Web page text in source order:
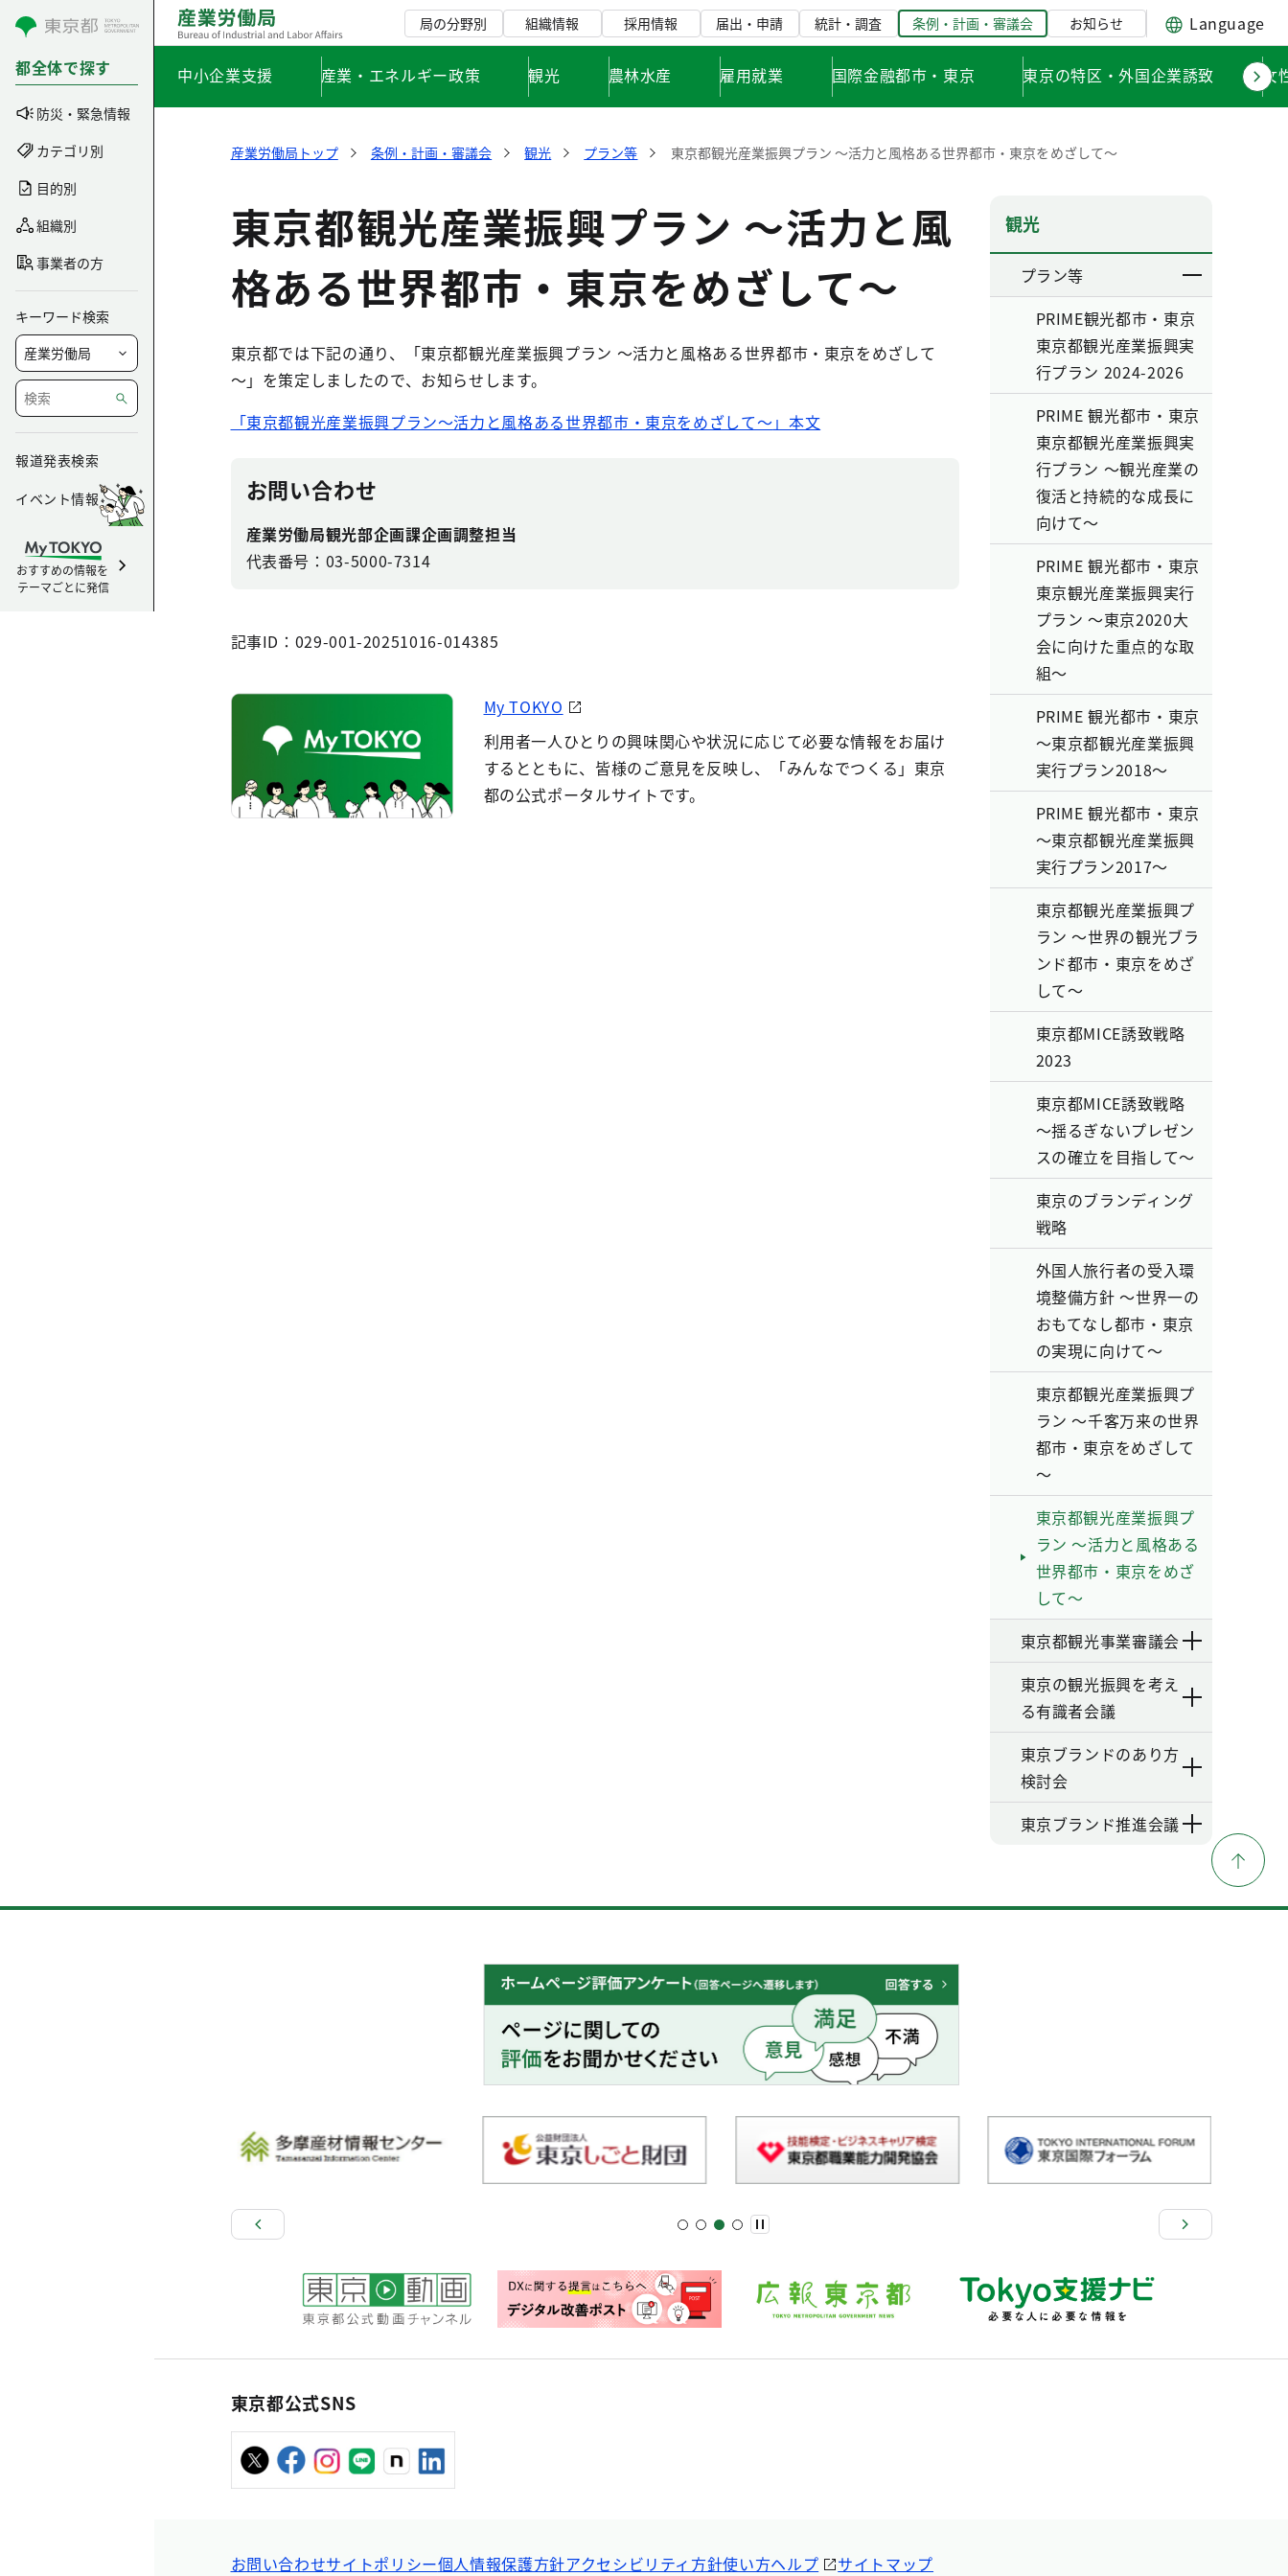
コンテンツにスキップ
都全体で探す
防災・緊急情報
カテゴリ別
目的別
組織別
事業者の方
キーワード検索
報道発表検索
イベント情報
おすすめの情報を
テーマごとに発信
局の分野別 組織情報 採用情報 届出・申請 統計・調査 条例・計画・審議会 お知らせ Language
中小企業支援 産業・エネルギー政策 観光 農林水産 雇用就業 国際金融都市・東京 東京の特区・外国企業誘致 女
産業労働局トップ 条例・計画・審議会 観光 プラン等 東京都観光産業振興プラン ～活力と風格ある世界都市・東京をめざして～
東京都観光産業振興プラン ～活力と風
格ある世界都市・東京をめざして～
東京都では下記の通り、「東京都観光産業振興プラン ～活力と風格ある世界都市・東京をめざして
～」を策定しましたので、お知らせします。
「東京都観光産業振興プラン～活力と風格ある世界都市・東京をめざして～」本文
お問い合わせ
産業労働局観光部企画課企画調整担当
代表番号：03-5000-7314
記事ID：029-001-20251016-014385
My TOKYO
利用者一人ひとりの興味関心や状況に応じて必要な情報をお届け
するとともに、皆様のご意見を反映し、「みんなでつくる」東京
都の公式ポータルサイトです。
観光
プラン等
PRIME観光都市・東京
東京都観光産業振興実
行プラン 2024-2026
PRIME 観光都市・東京
東京都観光産業振興実
行プラン ～観光産業の
復活と持続的な成長に
向けて～
PRIME 観光都市・東京
東京観光産業振興実行
プラン ～東京2020大
会に向けた重点的な取
組～
PRIME 観光都市・東京
～東京都観光産業振興
実行プラン2018～
PRIME 観光都市・東京
～東京都観光産業振興
実行プラン2017～
東京都観光産業振興プ
ラン ～世界の観光ブラ
ンド都市・東京をめざ
して～
東京都MICE誘致戦略
2023
東京都MICE誘致戦略
～揺るぎないプレゼン
スの確立を目指して～
東京のブランディング
戦略
外国人旅行者の受入環
境整備方針 ～世界一の
おもてなし都市・東京
の実現に向けて～
東京都観光産業振興プ
ラン ～千客万来の世界
都市・東京をめざして
～
東京都観光産業振興プ
ラン ～活力と風格ある
世界都市・東京をめざ
して～
東京都観光事業審議会
東京の観光振興を考え
る有識者会議
東京ブランドのあり方
検討会
東京ブランド推進会議
東京都公式SNS
お問い合わせサイトポリシー個人情報保護方針アクセシビリティ方針使い方ヘルプ サイトマップ